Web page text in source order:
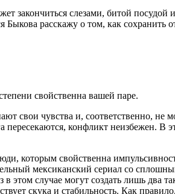
слезами, битой посудой
расскажу о том, как сохранить
свойственна вашей паре.
свои чувства и, соответственно, не
конфликт неизбежен. В
которым свойственна
мексиканский сериал со
случае могут создать лишь два
скука и стабильность. Как